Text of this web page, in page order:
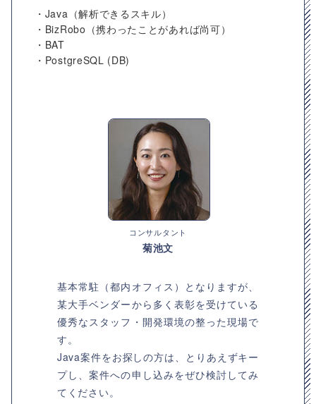
・Java（解析できるスキル）
・BizRobo（携わったことがあれば尚可）
・BAT
・PostgreSQL (DB)
コンサルタント
菊池文
基本常駐（都内オフィス）となりますが、
某大手ベンダーから多く表彰を受けている
優秀なスタッフ・開発環境の整った現場で
す。
Java案件をお探しの方は、とりあえずキー
プし、案件への申し込みをぜひ検討してみ
てください。